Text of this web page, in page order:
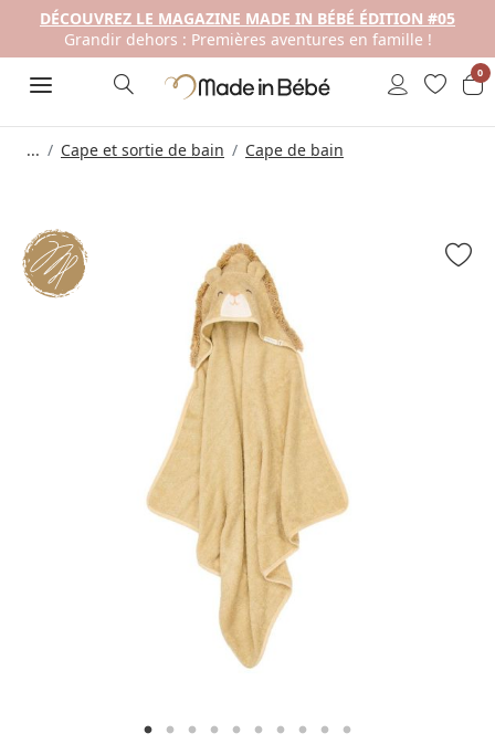
DÉCOUVREZ LE MAGAZINE MADE IN BÉBÉ ÉDITION #05
Grandir dehors : Premières aventures en famille !
0
... Cape et sortie de bain Cape de bain